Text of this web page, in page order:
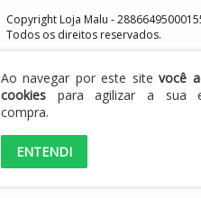
Ao navegar por este sitevocê
cookies para agilizar a sua
compra.
ENTENDI
Copyright Loja Malu -
Todos os direitos reservados.